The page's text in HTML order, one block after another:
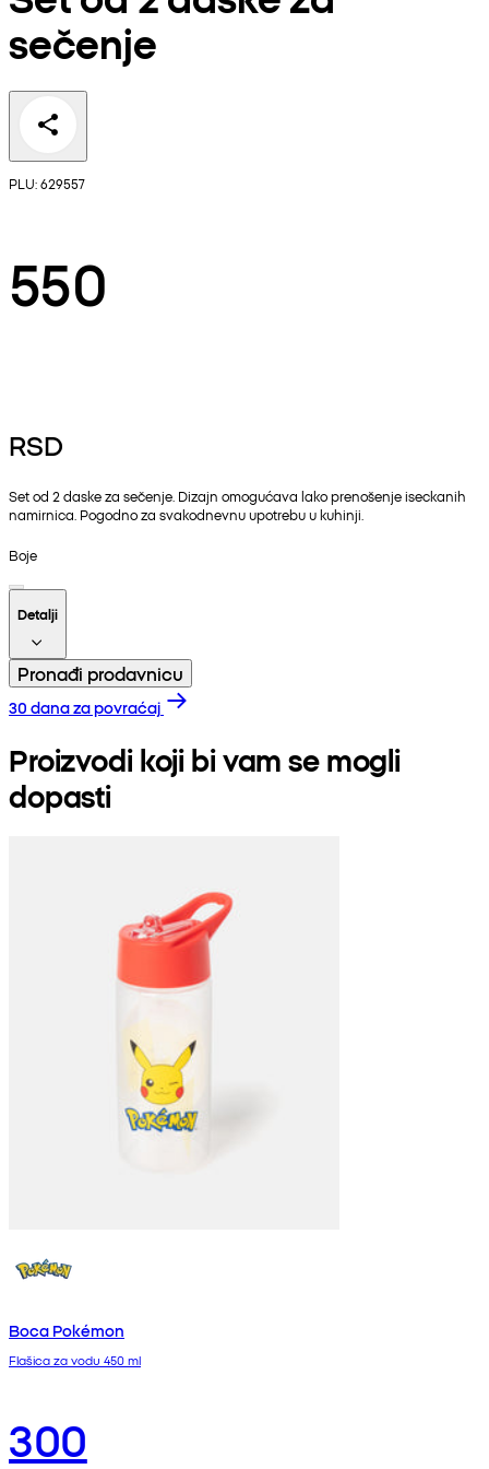
sečenje
PLU: 629557
550
RSD
Set od 2 daske za sečenje. Dizajn omogućava lako prenošenje iseckanih
namirnica. Pogodno za svakodnevnu upotrebu u kuhinji.
Boje
Detalji
Pronađi prodavnicu
30 dana za povraćaj
Proizvodi koji bi vam se mogli
dopasti
Boca Pokémon
Flašica za vodu 450 ml
300